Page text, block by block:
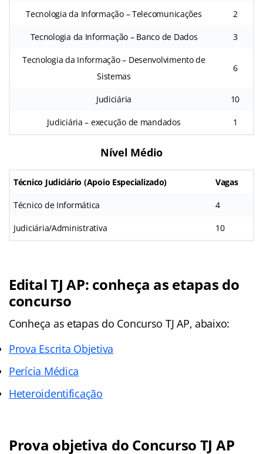
Tecnologia da Informação – Telecomunicações 2
Tecnologia da Informação – Banco de Dados 3
Tecnologia da Informação – Desenvolvimento de
Sistemas
6
Judiciária 10
Judiciária – execução de mandados 1
Nível Médio
Técnico Judiciário (Apoio Especializado) Vagas
Técnico de Informática 4
Judiciária/Administrativa 10
Edital TJ AP: conheça as etapas do
concurso
Conheça as etapas do Concurso TJ AP, abaixo:
Prova Escrita Objetiva
Perícia Médica
Heteroidentificação
Prova objetiva do Concurso TJ AP